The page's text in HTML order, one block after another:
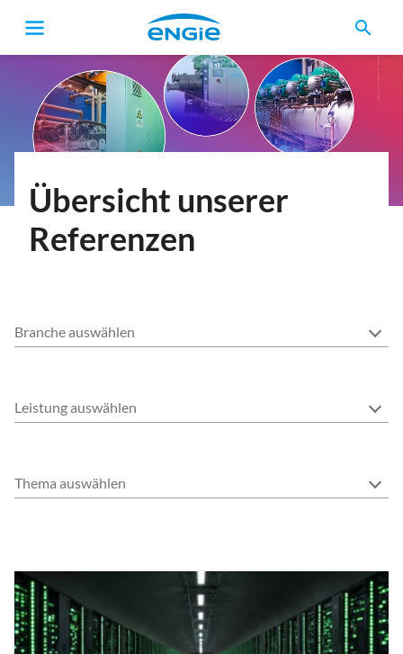
search
Übersicht unserer
Referenzen
Branche auswählen
Leistung auswählen
Thema auswählen